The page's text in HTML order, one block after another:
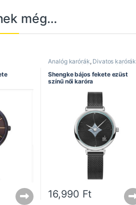
még…
Analóg karórák, Divatos karórák
Elegáns karórák
Női karórák
Rozsdamentes szíj,Shengke óra
Shengke bájos fekete ezüst
színű női karóra
16,990 Ft